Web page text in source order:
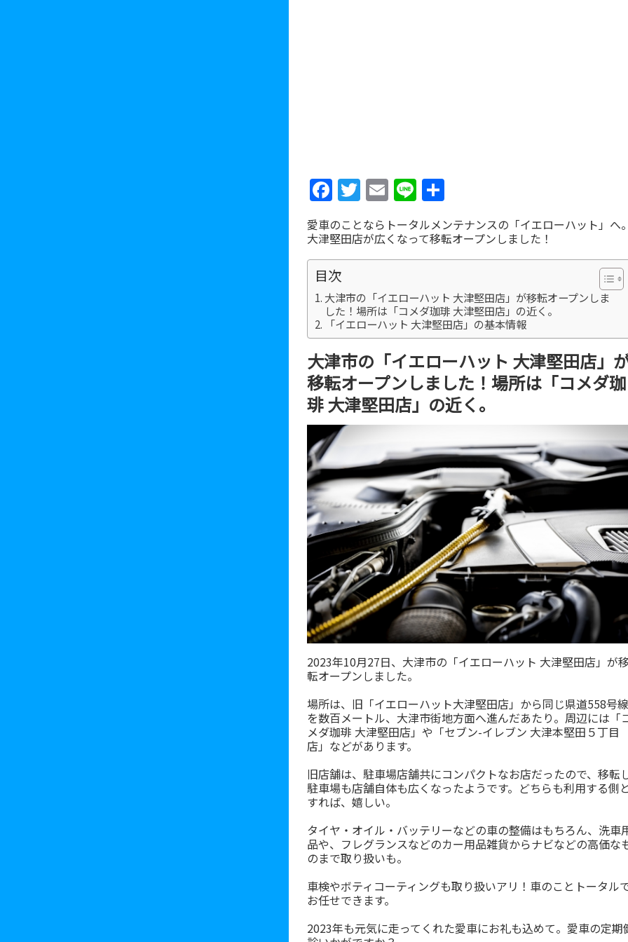
Facebook
Twitter
Email
Line
有
愛車のことならトータルメンテナンスの「イエローハット」へ
大津堅田店が広くなって移転オープンしました！
目次
大津市の「イエローハット 大津堅田店」が移転オープンしま
した！場所は「コメダ珈琲 大津堅田店」の近く。
「イエローハット 大津堅田店」の基本情報
大津市の「イエローハット 大津堅田店」
移転オープンしました！場所は「コメダ珈
琲 大津堅田店」の近く。
2023年10月27日、大津市の「イエローハット 大津堅田店」が
転オープンしました。
場所は、旧「イエローハット大津堅田店」から同じ県道558号線
を数百メートル、大津市街地方面へ進んだあたり。周辺には「
メダ珈琲 大津堅田店」や「セブン-イレブン 大津本堅田５丁目
店」などがあります。
旧店舗は、駐車場店舗共にコンパクトなお店だったので、移転
駐車場も店舗自体も広くなったようです。どちらも利用する側
すれば、嬉しい。
タイヤ・オイル・バッテリーなどの車の整備はもちろん、洗車
品や、フレグランスなどのカー用品雑貨からナビなどの高価な
のまで取り扱いも。
車検やボティコーティングも取り扱いアリ！車のことトータル
お任せできます。
2023年も元気に走ってくれた愛車にお礼も込めて。愛車の定期